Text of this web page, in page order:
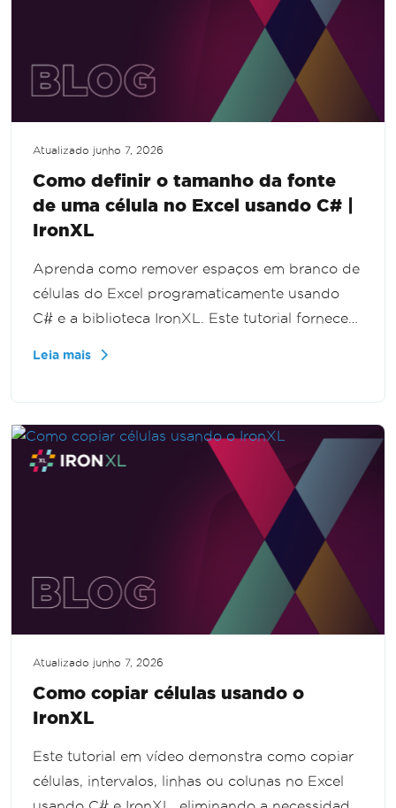
Atualizado junho 7, 2026
Como definir o tamanho da fonte
de uma célula no Excel usando C# |
IronXL
Aprenda como remover espaços em branco de
células do Excel programaticamente usando
C# e a biblioteca IronXL. Este tutorial fornece
Leia mais
Atualizado junho 7, 2026
Como copiar células usando o
IronXL
Este tutorial em vídeo demonstra como copiar
células, intervalos, linhas ou colunas no Excel